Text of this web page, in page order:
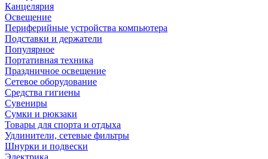
Канцелярия
Освещение
Периферийные устройства компьютера
Подставки и держатели
Популярное
Портативная техника
Праздничное освещение
Сетевое оборудование
Средства гигиены
Сувениры
Сумки и рюкзаки
Товары для спорта и отдыха
Удлинители, сетевые фильтры
Шнурки и подвески
Электрика